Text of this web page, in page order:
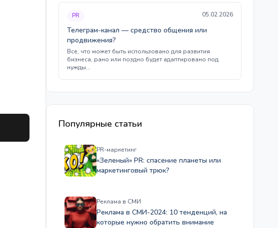
PR 05.02.2026
Телеграм-канал — средство общения или
продвижения?
Все, что может быть использовано для развития
бизнеса, рано или поздно будет адаптировано под
нужды…
Популярные статьи
PR-маркетинг
«Зеленый» PR: спасение планеты или
маркетинговый трюк?
Реклама в СМИ
Реклама в СМИ-2024: 10 тенденций, на
которые нужно обратить внимание